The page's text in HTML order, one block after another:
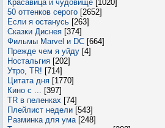
Красавица и чудовище [1020]
50 оттенков серого [2652]
Если я останусь [263]
Сказки Диснея [374]
Фильмы Marvel и DC [664]
Прежде чем я уйду [4]
Ностальгия [202]
Утро, TR! [714]
Цитата дня [1770]
Кино с ... [397]
TR в пеленках [74]
Плейлист недели [543]
Разминка для ума [248]